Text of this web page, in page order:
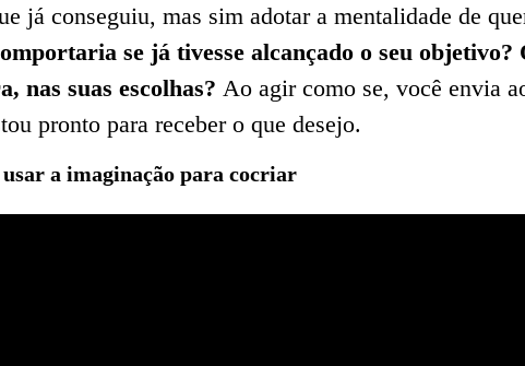
já conseguiu, mas sim adotar a mentalidade de
se já tivesse alcançado o seu
nas suas escolhas? Ao agir como se, você envia
pronto para receber o que desejo.
a imaginação para cocriar